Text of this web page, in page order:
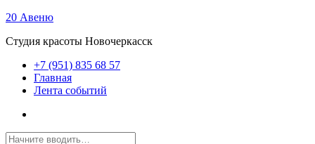
20 Авеню
Студия красоты Новочеркасск
+7 (951) 835 68 57
Главная
Лента событий